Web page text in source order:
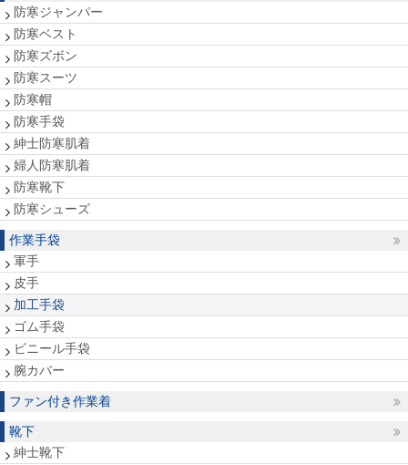
防寒ジャンパー
防寒ベスト
防寒ズボン
防寒スーツ
防寒帽
防寒手袋
紳士防寒肌着
婦人防寒肌着
防寒靴下
防寒シューズ
作業手袋
軍手
皮手
加工手袋
ゴム手袋
ビニール手袋
腕カバー
ファン付き作業着
靴下
紳士靴下